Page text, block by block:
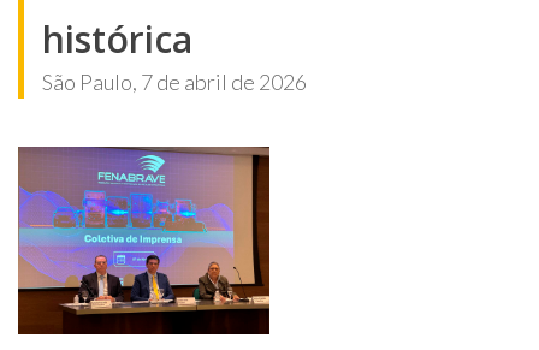
histórica
São Paulo, 7 de abril de 2026